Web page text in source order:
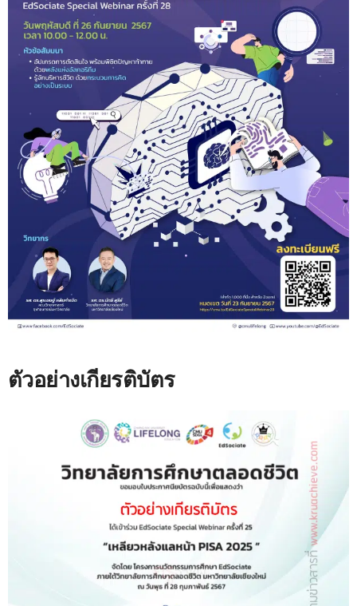
ตัวอย่างเกียรติบัตร